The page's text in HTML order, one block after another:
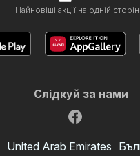
Найновіші акції на одній
Слідкуй за нами
United Arab Emirates